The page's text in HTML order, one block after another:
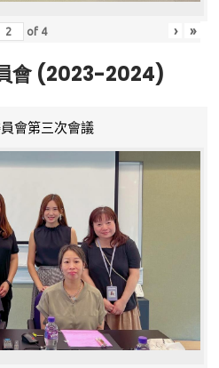
of 4 › »
會 (2023-2024)
會第三次會議